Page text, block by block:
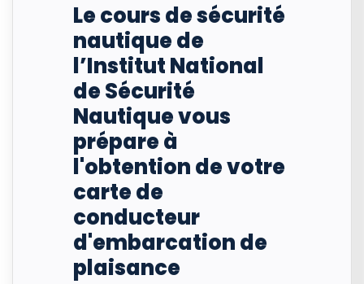
Le cours de sécurité
nautique de
l’Institut National
de Sécurité
Nautique vous
prépare à
l'obtention de votre
carte de
conducteur
d'embarcation de
plaisance